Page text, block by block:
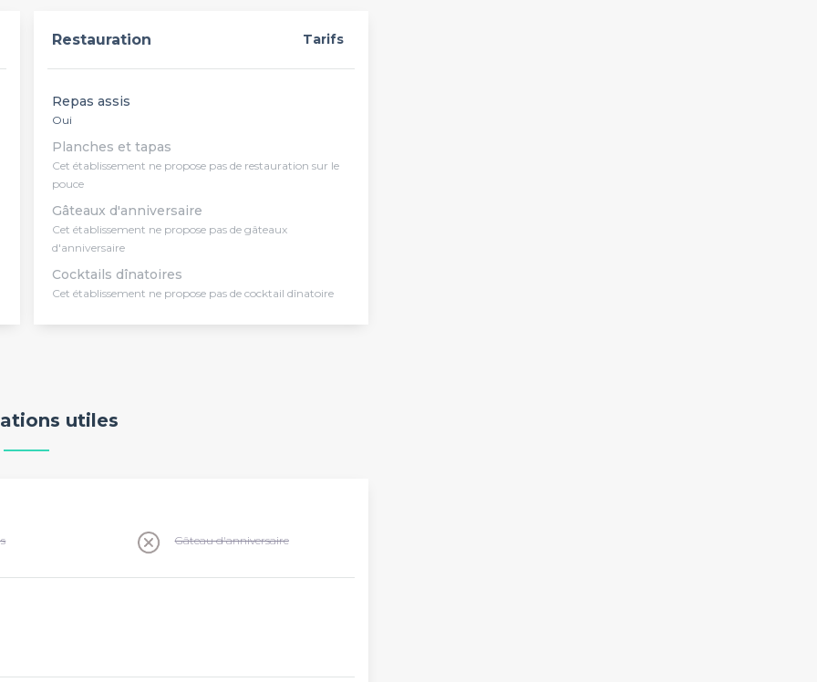
Restauration Tarifs
Repas assis
Oui
Planches et tapas
Cet établissement ne propose pas de restauration sur le
pouce
Gâteaux d'anniversaire
Cet établissement ne propose pas de gâteaux
d'anniversaire
Cocktails dînatoires
Cet établissement ne propose pas de cocktail dînatoire
utiles
Gâteau d'anniversaire